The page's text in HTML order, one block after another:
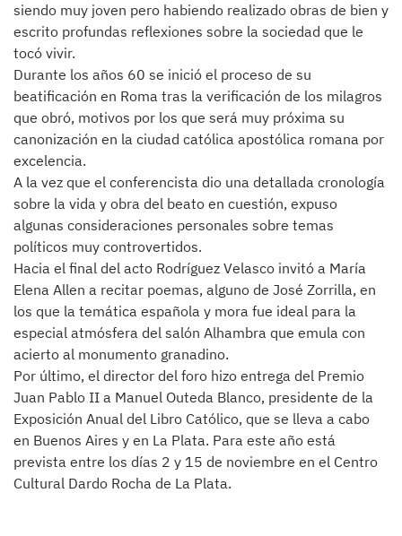
siendo muy joven pero habiendo realizado obras de bien y
escrito profundas reflexiones sobre la sociedad que le
tocó vivir.
Durante los años 60 se inició el proceso de su
beatificación en Roma tras la verificación de los milagros
que obró, motivos por los que será muy próxima su
canonización en la ciudad católica apostólica romana por
excelencia.
A la vez que el conferencista dio una detallada cronología
sobre la vida y obra del beato en cuestión, expuso
algunas consideraciones personales sobre temas
políticos muy controvertidos.
Hacia el final del acto Rodríguez Velasco invitó a María
Elena Allen a recitar poemas, alguno de José Zorrilla, en
los que la temática española y mora fue ideal para la
especial atmósfera del salón Alhambra que emula con
acierto al monumento granadino.
Por último, el director del foro hizo entrega del Premio
Juan Pablo II a Manuel Outeda Blanco, presidente de la
Exposición Anual del Libro Católico, que se lleva a cabo
en Buenos Aires y en La Plata. Para este año está
prevista entre los días 2 y 15 de noviembre en el Centro
Cultural Dardo Rocha de La Plata.